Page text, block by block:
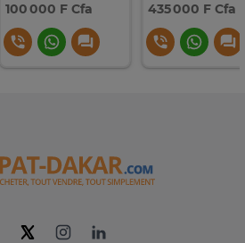
100 000 F Cfa 435 000 F Cfa